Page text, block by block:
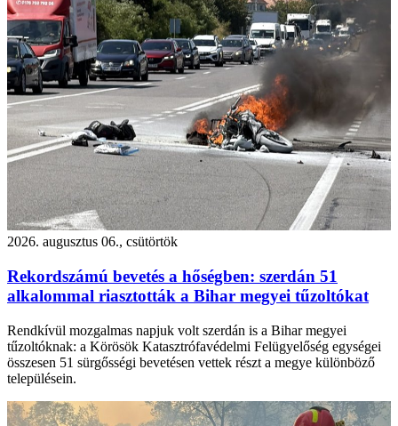
2026. augusztus 06., csütörtök
Rekordszámú bevetés a hőségben: szerdán 51
alkalommal riasztották a Bihar megyei tűzoltókat
Rendkívül mozgalmas napjuk volt szerdán is a Bihar megyei
tűzoltóknak: a Körösök Katasztrófavédelmi Felügyelőség egységei
összesen 51 sürgősségi bevetésen vettek részt a megye különböző
településein.